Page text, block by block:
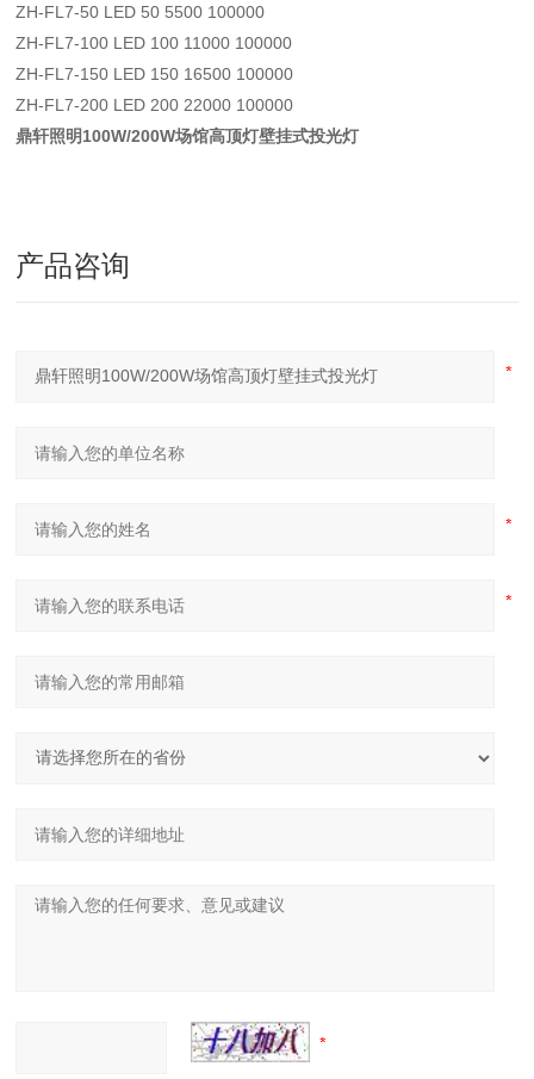
ZH-FL7-50 LED 50 5500 100000
ZH-FL7-100 LED 100 11000 100000
ZH-FL7-150 LED 150 16500 100000
ZH-FL7-200 LED 200 22000 100000
鼎轩照明100W/200W场馆高顶灯壁挂式投光灯
产品咨询